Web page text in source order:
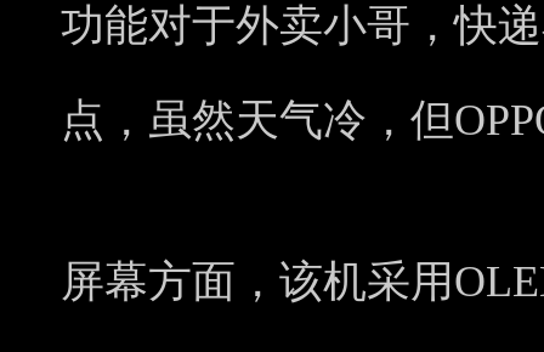
功能对于外卖小哥，快
点，虽然天气冷，但
屏幕方面，该机采用